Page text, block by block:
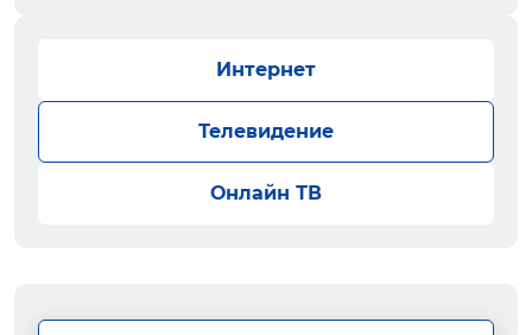
Интернет
Телевидение
Онлайн ТВ